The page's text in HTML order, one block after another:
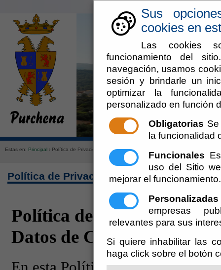
Sus
cookies en
Las cookies
funcionamiento del
navegación, usamos
sesión y brindarle un
optimizar la
personalizado en función
Obligatorias
la funcionalidad
Funcionales
uso del Sitio
mejorar el funcionamiento.
Personalizadas
empresas
relevantes para sus
Si quiere inhabilitar las
haga click sobre el botón
Ayuntamiento
Estas en: Principal › Política de Privacidad
Política de Privacidad